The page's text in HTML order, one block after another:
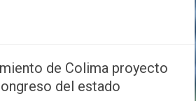
de Colima proyecto
del estado